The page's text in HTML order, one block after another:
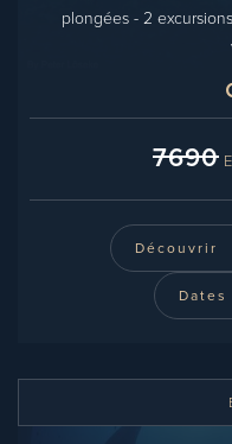
plongées - 2
7690
Découvrir